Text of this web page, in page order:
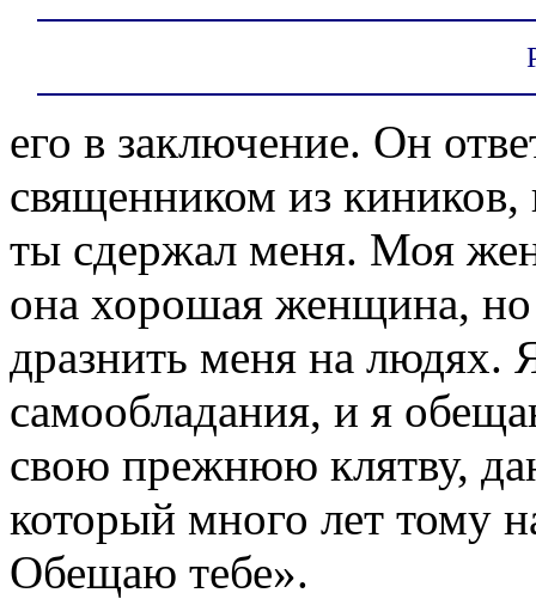
его в заключение. Он
священником из киников,
ты сдержал меня. Моя
она хорошая женщина, но
дразнить меня на людях.
самообладания, и я
свою прежнюю клятву,
который много лет тому
Обещаю тебе».